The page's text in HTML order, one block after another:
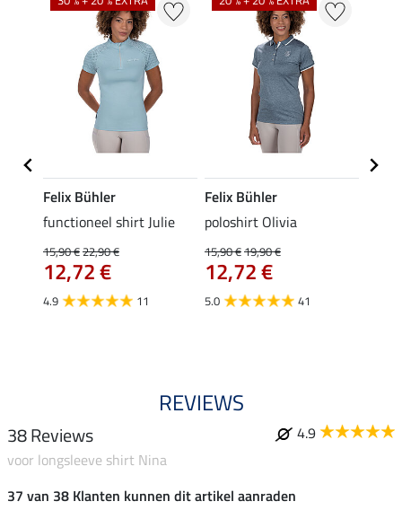
Felix Bühler
functioneel shirt Julie
15,90 €22,90 €
12,72 €
4.9 11
Felix Bühler
poloshirt Olivia
15,90 €19,90 €
12,72 €
5.0 41
REVIEWS
38 Reviews
4.9
voor longsleeve shirt Nina
37 van 38 Klanten kunnen dit artikel aanraden